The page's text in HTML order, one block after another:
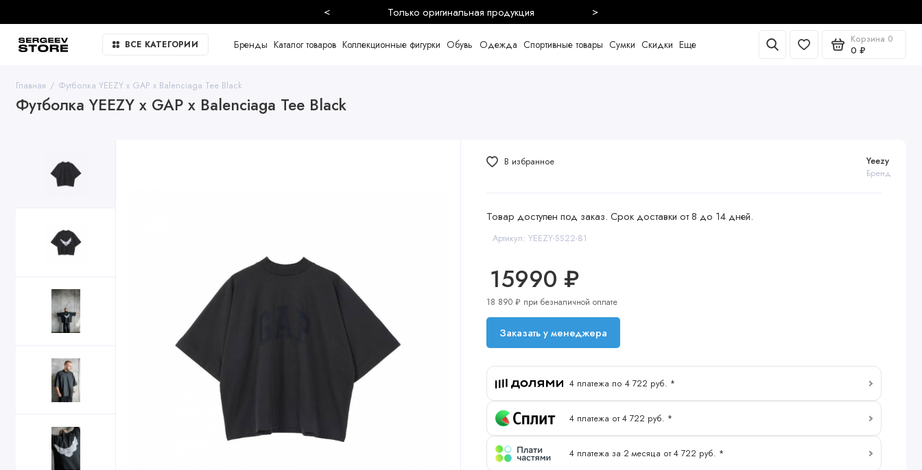
Безопасная и быстрая доставка
< >
ВСЕ КАТЕГОРИИ Бренды Каталог товаров Коллекционные фигурки Обувь Одежда Спортивные товары Сумки Скидки Еще Корзина 0
0 ₽
Главная Футболка YEEZY x GAP x Balenciaga Tee Black
Футболка YEEZY x GAP x Balenciaga Tee Black
Товар доступен под заказ. Срок доставки от 8 до 14 дней.
Артикул: YEEZY-SS22-81
Yeezy
Бренд
15990 ₽
18 890 ₽ при безналичной оплате
Заказать у менеджера
4 платежа по 4 722 руб. *
4 платежа от 4 722 руб. *
4 платежа за 2 месяца от 4 722 руб. *
В избранное